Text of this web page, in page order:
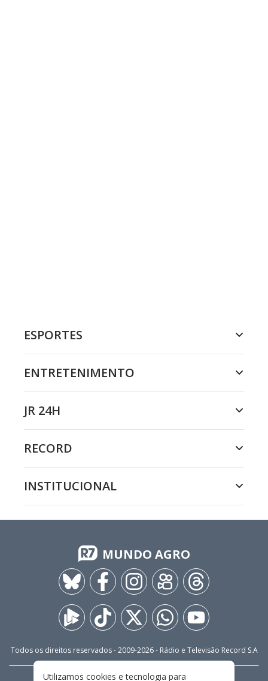
ESPORTES
ENTRETENIMENTO
JR 24H
RECORD
INSTITUCIONAL
MUNDO AGRO
Todos os direitos reservados - 2009-2026- Rádio e Televisão Record S.A
Utilizamos cookies e tecnologia para